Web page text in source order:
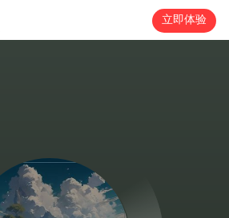
立即体验